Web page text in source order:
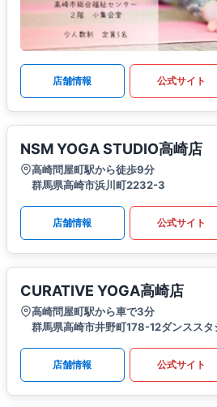
店舗情報 公式サイト
NSM YOGA STUDIO高崎店
高崎問屋町駅から徒歩9分
群馬県高崎市浜川町2232-3
店舗情報 公式サイト
CURATIVE YOGA高崎店
高崎問屋町駅から車で3分
群馬県高崎市井野町178-12ダンスス
店舗情報 公式サイト